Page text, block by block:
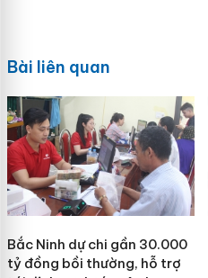
Bài liên quan
Bắc Ninh dự chi gần 30.000
tỷ đồng bồi thường, hỗ trợ